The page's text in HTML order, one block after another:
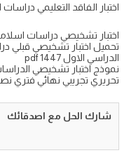
اختبار الفاقد التعليمي
اختبار تشخيصي دراسات اسلامية رابع
تحميل اختبار تشخيصي قبلي
الدراسي الاول pdf 1447
تحريري تجريبي نهائي فتري
شارك الحل مع اصدقائك